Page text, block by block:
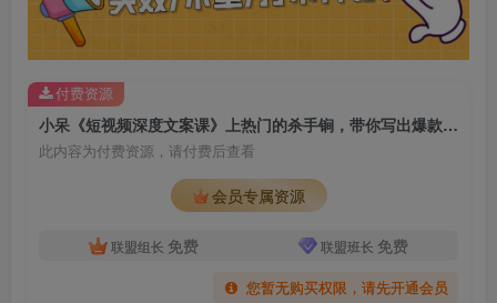
小呆《短视频深度文案课》上热门的杀手锏，带你写出爆款标题+文案
此内容为付费资源，请付费后查看
会员专属资源
联盟组长 免费 联盟班长 免费
您暂无购买权限，请先开通会员
付费资源